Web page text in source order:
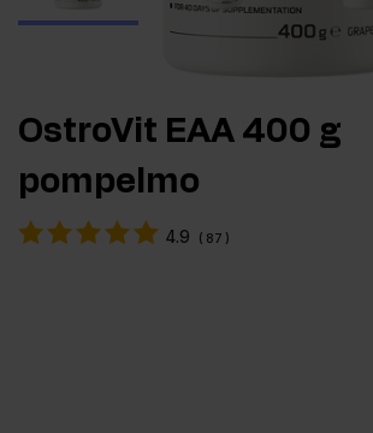
OstroVit EAA 400 g
pompelmo
4.9 ( 87 )